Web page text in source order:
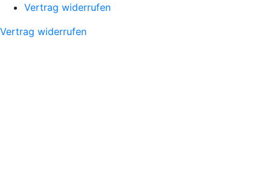
Vertrag widerrufen
Vertrag widerrufen